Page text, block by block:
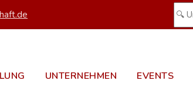
UNTERNEHMEN EVENTS